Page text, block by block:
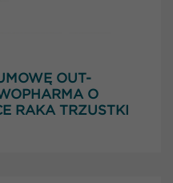
OUT-
O
RAKA TRZUSTKI